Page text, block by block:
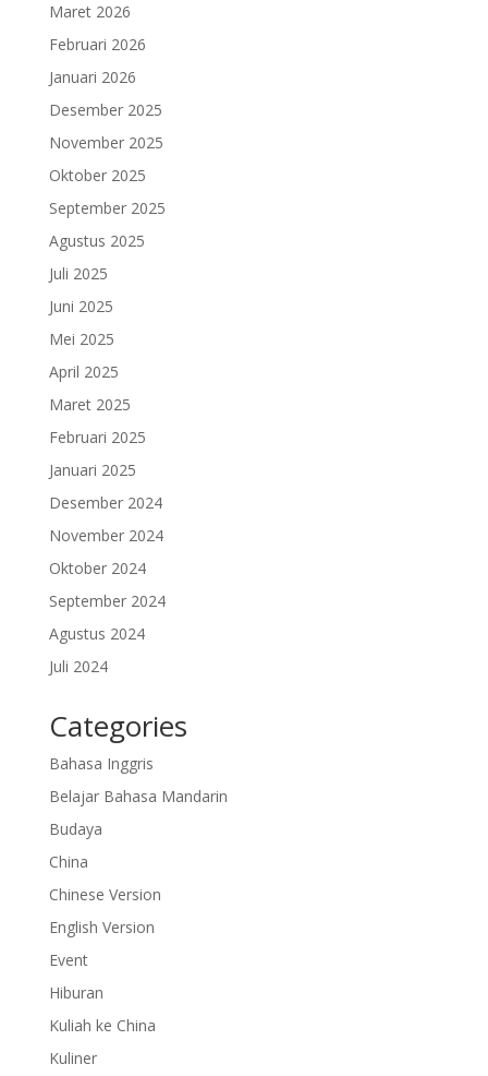
Maret 2026
Februari 2026
Januari 2026
Desember 2025
November 2025
Oktober 2025
September 2025
Agustus 2025
Juli 2025
Juni 2025
Mei 2025
April 2025
Maret 2025
Februari 2025
Januari 2025
Desember 2024
November 2024
Oktober 2024
September 2024
Agustus 2024
Juli 2024
Categories
Bahasa Inggris
Belajar Bahasa Mandarin
Budaya
China
Chinese Version
English Version
Event
Hiburan
Kuliah ke China
Kuliner